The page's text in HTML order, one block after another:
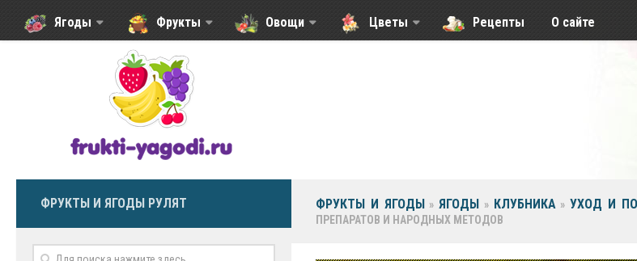
Ягоды Фрукты Овощи Цветы Рецепты О сайте
ФРУКТЫ И ЯГОДЫ » ЯГОДЫ » КЛУБНИКА » УХОД И
ПРЕПАРАТОВ И НАРОДНЫХ МЕТОДОВ
ФРУКТЫ И ЯГОДЫ РУЛЯТ